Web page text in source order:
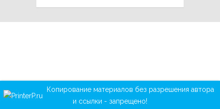
Копирование материалов без разрешения автора
и ссылки - запрещено!